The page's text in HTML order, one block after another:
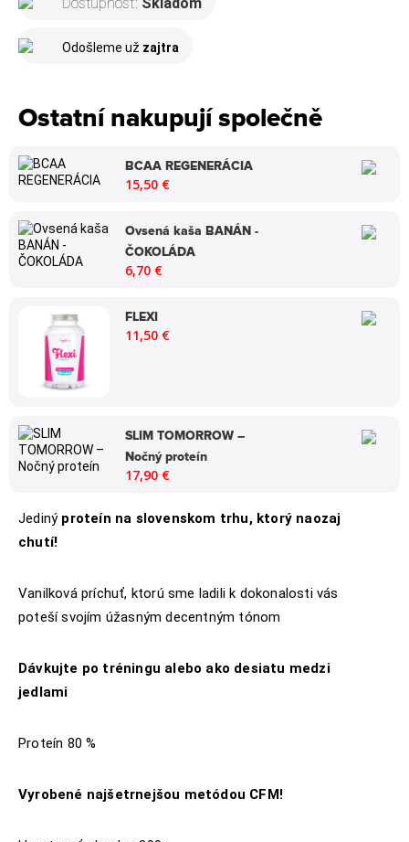
Jedinýproteín na slovenskom trhu, ktorý naozaj
chutí!
Vanilková príchuť, ktorú sme ladili k dokonalosti vás
poteší svojím úžasným decentným tónom
Dávkujte po tréningu alebo ako desiatu medzi
jedlami
Proteín 80 %
Vyrobené najšetrnejšou metódou CFM!
Odošleme už zajtra
Ostatní nakupují společně
BCAA REGENERÁCIA
15,50 €
Ovsená kaša BANÁN -
ČOKOLÁDA
6,70 €
FLEXI
11,50 €
SLIM TOMORROW –
Nočný proteín
17,90 €